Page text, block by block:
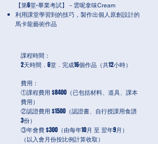
【第6堂-畢業考試】－雲呢拿味Cream
利用課堂學習到的技巧，製作出個人原創設計的
馬卡龍藝術作品
課程時間：
2天時間．6堂．完成16個作品（共12小時）
費用：
①課程費用 $8400（已包括材料、道具、課本
費用）
②認證費用 $1500（認證書、自行授課用食譜
3份）
③年會費 $300（由每年10月 至 翌年9月）
（以入會月份按比例計算收取）